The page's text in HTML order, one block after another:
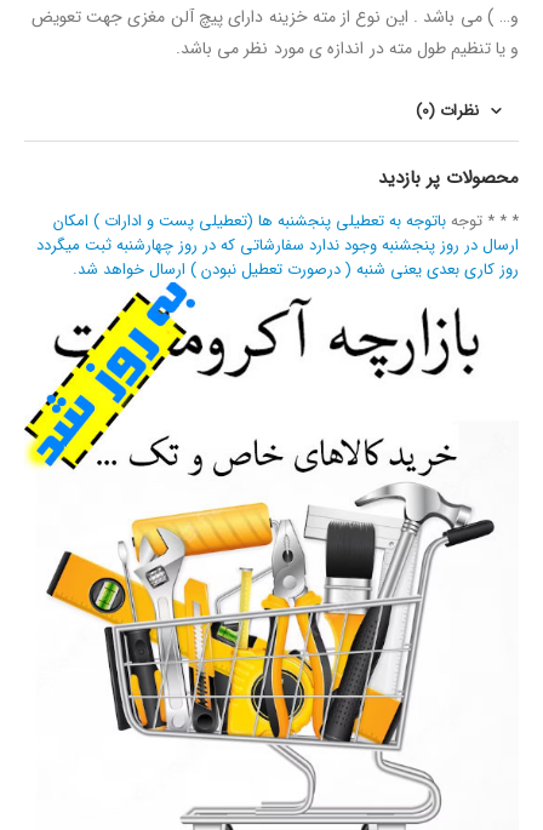
و… ) می باشد . این نوع از مته خزینه دارای پیچ آلن مغزی جهت تعویض
و یا تنظیم طول مته در اندازه ی مورد نظر می باشد.
نظرات (0)
محصولات پر بازدید
* * * توجهباتوجه به تعطیلی پنجشنبه ها (تعطیلی پست و ادارات ) امکان
ارسال در روز پنجشنبه وجود ندارد سفارشاتی که در روز چهارشنبه ثبت میگردد
روز کاری بعدی یعنی شنبه ( درصورت تعطیل نبودن ) ارسال خواهد شد.